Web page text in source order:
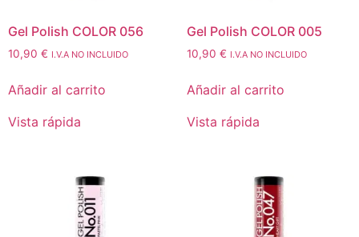
Gel Polish COLOR 056
10,90 € I.V.A NO INCLUIDO
Añadir al carrito
Vista rápida
Gel Polish COLOR 005
10,90 € I.V.A NO INCLUIDO
Añadir al carrito
Vista rápida